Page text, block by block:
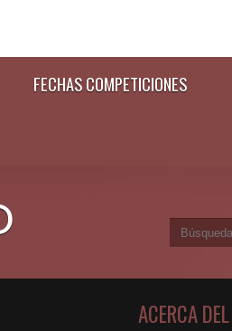
FECHAS COMPETICIONES
ACERCA